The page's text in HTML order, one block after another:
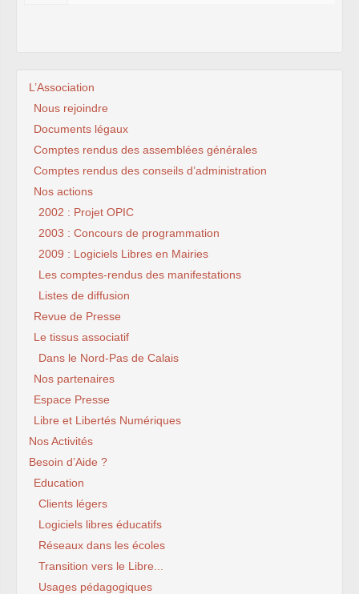
L’Association
Nous rejoindre
Documents légaux
Comptes rendus des assemblées générales
Comptes rendus des conseils d’administration
Nos actions
2002 : Projet OPIC
2003 : Concours de programmation
2009 : Logiciels Libres en Mairies
Les comptes-rendus des manifestations
Listes de diffusion
Revue de Presse
Le tissus associatif
Dans le Nord-Pas de Calais
Nos partenaires
Espace Presse
Libre et Libertés Numériques
Nos Activités
Besoin d’Aide ?
Education
Clients légers
Logiciels libres éducatifs
Réseaux dans les écoles
Transition vers le Libre...
Usages pédagogiques